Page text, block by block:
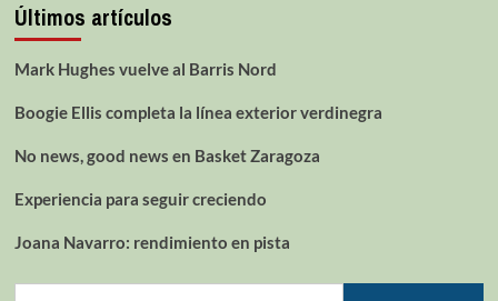
Últimos artículos
Mark Hughes vuelve al Barris Nord
Boogie Ellis completa la línea exterior verdinegra
No news, good news en Basket Zaragoza
Experiencia para seguir creciendo
Joana Navarro: rendimiento en pista